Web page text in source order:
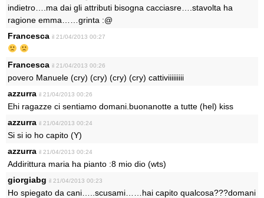
indietro….ma dai gli attributi bisogna cacciasre….stavolta ha
ragione emma……grinta :@
Francesca il 21/04/2013 00:27
Francesca il 21/04/2013 00:26
povero Manuele (cry) (cry) (cry) (cry) cattiviiiiiiiii
azzurra il 21/04/2013 00:26
Ehi ragazze ci sentiamo domani.buonanotte a tutte (hel) kiss
azzurra il 21/04/2013 00:24
Si si io ho capito (Y)
azzurra il 21/04/2013 00:24
Addirittura maria ha pianto :8 mio dio (wts)
giorgiabg il 21/04/2013 00:23
Ho spiegato da cani…..scusami……hai capito qualcosa???domani